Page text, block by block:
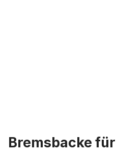
Bremsbacke für